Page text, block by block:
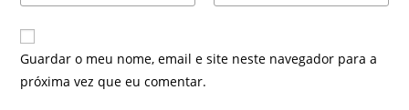
Guardar o meu nome, email e site neste navegador para a
próxima vez que eu comentar.